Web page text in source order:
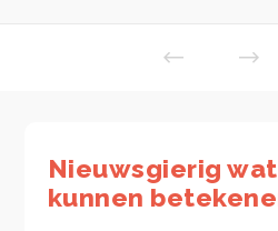
Nieuwsgierig
kunnen